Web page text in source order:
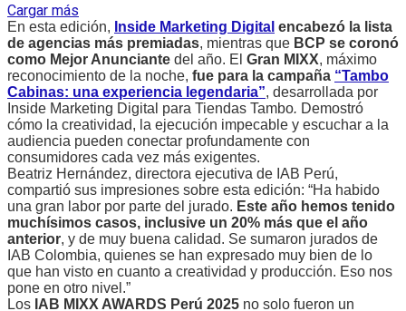
Cargar más
En esta edición, Inside Marketing Digital encabezó la lista
de agencias más premiadas, mientras que BCP se coronó
como Mejor Anunciante del año. El Gran MIXX, máximo
reconocimiento de la noche, fue para la campaña “Tambo
Cabinas: una experiencia legendaria”, desarrollada por
Inside Marketing Digital para Tiendas Tambo. Demostró
cómo la creatividad, la ejecución impecable y escuchar a la
audiencia pueden conectar profundamente con
consumidores cada vez más exigentes.
Beatriz Hernández, directora ejecutiva de IAB Perú,
compartió sus impresiones sobre esta edición: “Ha habido
una gran labor por parte del jurado. Este año hemos tenido
muchísimos casos, inclusive un 20% más que el año
anterior, y de muy buena calidad. Se sumaron jurados de
IAB Colombia, quienes se han expresado muy bien de lo
que han visto en cuanto a creatividad y producción. Eso nos
pone en otro nivel.”
Los IAB MIXX AWARDS Perú 2025 no solo fueron un